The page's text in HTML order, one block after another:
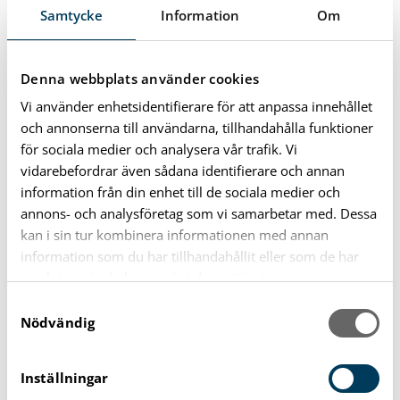
Samtycke Information Om
Denna webbplats använder cookies
Vi använder enhetsidentifierare för att anpassa innehållet
och annonserna till användarna, tillhandahålla funktioner
för sociala medier och analysera vår trafik. Vi
vidarebefordrar även sådana identifierare och annan
information från din enhet till de sociala medier och
annons- och analysföretag som vi samarbetar med. Dessa
kan i sin tur kombinera informationen med annan
information som du har tillhandahållit eller som de har
samlat in när du har använt deras tjänster.
Nödvändig
Inställningar
beroende på vilket ämne som ska diskuteras, säger Nina
Rankingsiffror får inte blir
ett ankare
Varje år genomför Svenskt Näringsliv en
enkätundersökning där företagare runt om i landet får
svara på frågor om det lokala företagsklimatet.
Undersökningen ger en uppfattning om var i landet det
finns bäst förutsättningar för att starta och driva
företag. Förra året föll Karlshamn i rankingen och
hamnade på plats 277 av Sveriges 290 kommuner.
– Vi har gjort en hel del insatser de senaste åren som